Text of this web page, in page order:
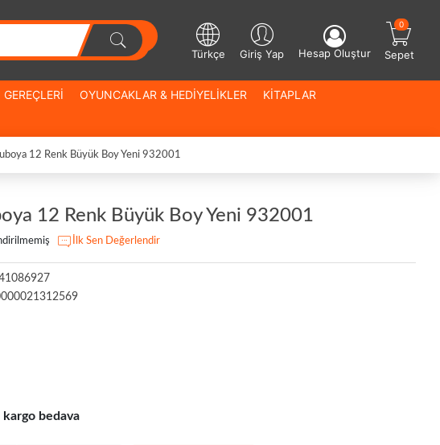
Sepet
0
Türkçe Giriş Yap Hesap Oluştur
GEREÇLERİ OYUNCAKLAR & HEDİYELİKLER KİTAPLAR
12 Renk Büyük Boy Yeni 932001
12 Renk Büyük Boy Yeni 932001
İlk Sen Değerlendir
bedava